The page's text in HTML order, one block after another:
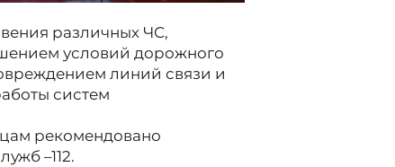
различных ЧС,
условий дорожного
линий связи и
систем
рекомендовано
–112.